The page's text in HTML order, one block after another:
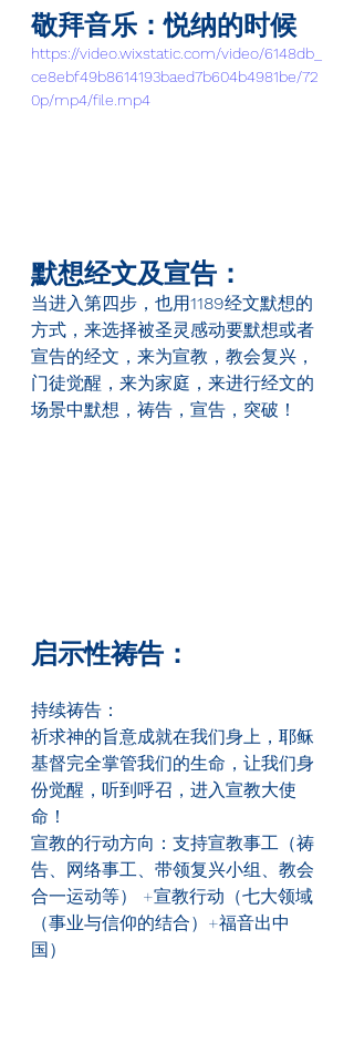
敬拜音乐：悦纳的时候
https://video.wixstatic.com/video/6148db_
ce8ebf49b8614193baed7b604b4981be/72
0p/mp4/file.mp4
默想经文及宣告：
当进入第四步，也用1189经文默想的
方式，来选择被圣灵感动要默想或者
宣告的经文，来为宣教，教会复兴，
门徒觉醒，来为家庭，来进行经文的
场景中默想，祷告，宣告，突破！
启示性祷告：
持续祷告：
祈求神的旨意成就在我们身上，耶稣
基督完全掌管我们的生命，让我们身
份觉醒，听到呼召，进入宣教大使
命！
宣教的行动方向：支持宣教事工（祷
告、网络事工、带领复兴小组、教会
合一运动等） +宣教行动（七大领域
（事业与信仰的结合）+福音出中
国）